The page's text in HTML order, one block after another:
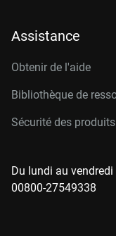
Assistance
Obtenir de l'aide
Bibliothèque de
Sécurité des produits
Du lundi au
00800-27549338